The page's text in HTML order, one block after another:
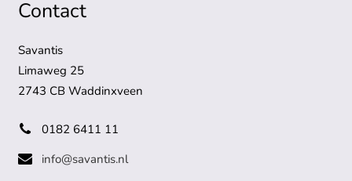
Contact
Savantis
Limaweg 25
2743 CB Waddinxveen
0182 6411 11
info@savantis.nl